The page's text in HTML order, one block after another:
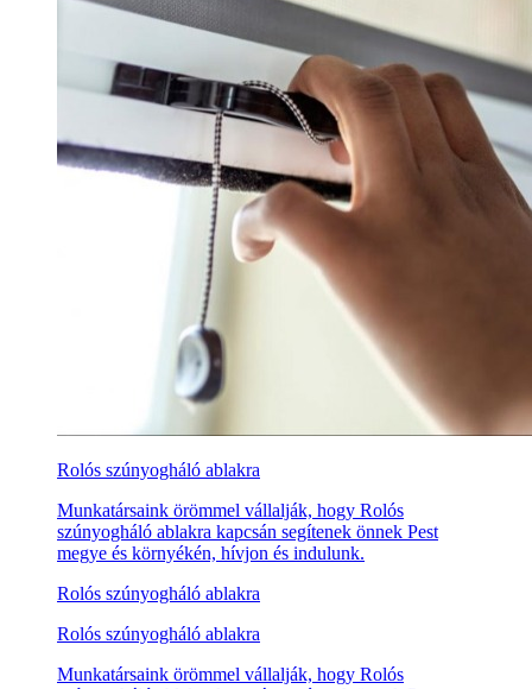
Rolós szúnyogháló ablakra
Munkatársaink örömmel vállalják, hogy Rolós
szúnyogháló ablakra kapcsán segítenek önnek Pest
megye és környékén, hívjon és indulunk.
Rolós szúnyogháló ablakra
Rolós szúnyogháló ablakra
Munkatársaink örömmel vállalják, hogy Rolós